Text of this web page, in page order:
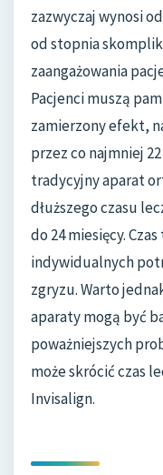
zazwyczaj wynosi
od stopnia
zaangażowania
Pacjenci muszą
zamierzony efekt,
przez co najmniej
tradycyjny aparat
dłuższego czasu
do 24 miesięcy.
indywidualnych
zgryzu. Warto
aparaty mogą być
poważniejszych
może skrócić czas
Invisalign.